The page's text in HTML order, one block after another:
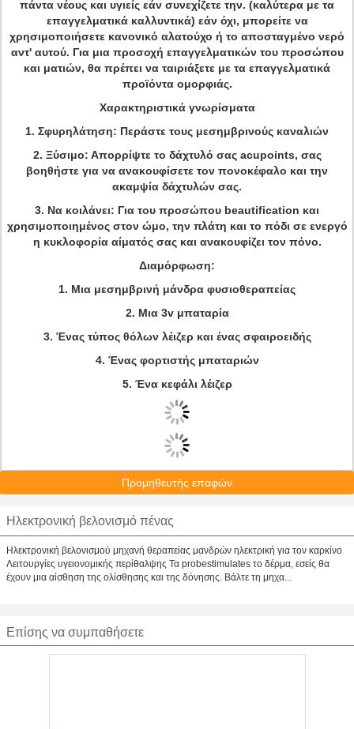
πάντα νέους και υγιείς εάν συνεχίζετε την. (καλύτερα με τα
επαγγελματικά καλλυντικά) εάν όχι, μπορείτε να
χρησιμοποιήσετε κανονικό αλατούχο ή το αποσταγμένο νερό
αντ' αυτού. Για μια προσοχή επαγγελματικών του προσώπου
και ματιών, θα πρέπει να ταιριάξετε με τα επαγγελματικά
προϊόντα ομορφιάς.
Χαρακτηριστικά γνωρίσματα
1. Σφυρηλάτηση: Περάστε τους μεσημβρινούς καναλιών
2. Ξύσιμο: Απορρίψτε το δάχτυλό σας acupoints, σας
βοηθήστε για να ανακουφίσετε τον πονοκέφαλο και την
ακαμψία δάχτυλών σας.
3. Να κοιλάνει: Για του προσώπου beautification και
χρησιμοποιημένος στον ώμο, την πλάτη και το πόδι σε ενεργό
η κυκλοφορία αίματός σας και ανακουφίζει τον πόνο.
Διαμόρφωση:
1. Μια μεσημβρινή μάνδρα φυσιοθεραπείας
2. Μια 3v μπαταρία
3. Ένας τύπος θόλων λέιζερ και ένας σφαιροειδής
4. Ένας φορτιστής μπαταριών
5. Ένα κεφάλι λέιζερ
Προμηθευτής επαφών
Ηλεκτρονική βελονισμό πένας
Ηλεκτρονική βελονισμού μηχανή θεραπείας μανδρών ηλεκτρική για τον καρκίνο
Λειτουργίες υγειονομικής περίθαλψης Τα probestimulates το δέρμα, εσείς θα
έχουν μια αίσθηση της ολίσθησης και της δόνησης. Βάλτε τη μηχα...
Επίσης να συμπαθήσετε